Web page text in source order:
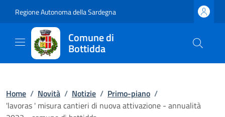
Regione Autonoma della Sardegna
Comune di
Bottidda
Home / Novità / Notizie / Primo-piano /
'lavoras ' misura cantieri di nuova attivazione - annualità